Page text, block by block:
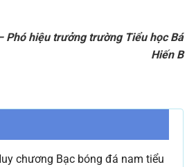
Phó hiệu trưởng trường Tiểu học Bá
Hiến B
chương Bạc bóng đá nam tiểu